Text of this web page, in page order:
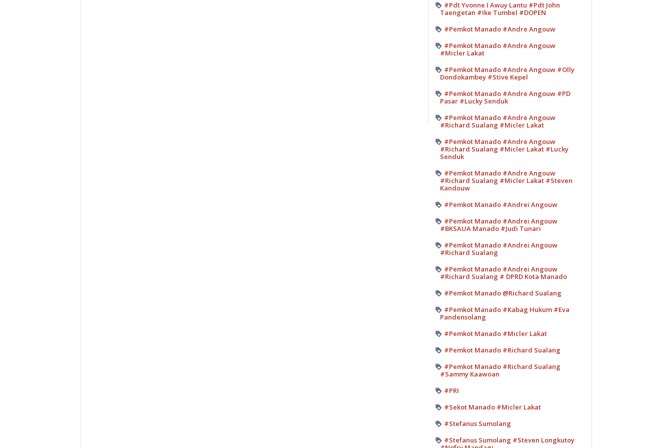
#Pdt Yvonne I Awuy Lantu #Pdt John
Taengetan #Ike Tumbel #DOPEN
#Pemkot Manado #Andre Angouw
#Pemkot Manado #Andre Angouw
#Micler Lakat
#Pemkot Manado #Andre Angouw #Olly
Dondokambey #Stive Kepel
#Pemkot Manado #Andre Angouw #PD
Pasar #Lucky Senduk
#Pemkot Manado #Andre Angouw
#Richard Sualang #Micler Lakat
#Pemkot Manado #Andre Angouw
#Richard Sualang #Micler Lakat #Lucky
Senduk
#Pemkot Manado #Andre Angouw
#Richard Sualang #Micler Lakat #Steven
Kandouw
#Pemkot Manado #Andrei Angouw
#Pemkot Manado #Andrei Angouw
#BKSAUA Manado #Judi Tunari
#Pemkot Manado #Andrei Angouw
#Richard Sualang
#Pemkot Manado #Andrei Angouw
#Richard Sualang # DPRD Kota Manado
#Pemkot Manado @Richard Sualang
#Pemkot Manado #Kabag Hukum #Eva
Pandensolang
#Pemkot Manado #Micler Lakat
#Pemkot Manado #Richard Sualang
#Pemkot Manado #Richard Sualang
#Sammy Kaawoan
#PRI
#Sekot Manado #Micler Lakat
#Stefanus Sumolang
#Stefanus Sumolang #Steven Longkutoy